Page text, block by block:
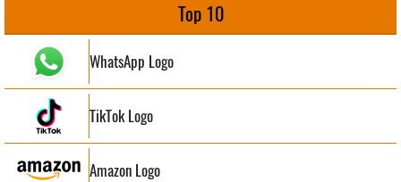
Top 10
WhatsApp Logo
TikTok Logo
Amazon Logo